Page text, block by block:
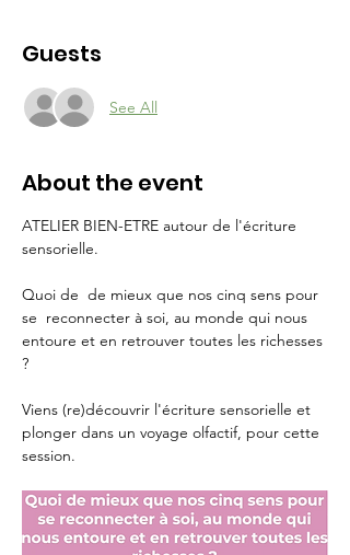
Guests
See All
About the event
ATELIER BIEN-ETRE autour de l'écriture
sensorielle.
Quoi de  de mieux que nos cinq sens pour
se  reconnecter à soi, au monde qui nous
entoure et en retrouver toutes les richesses
?
Viens (re)découvrir l'écriture sensorielle et
plonger dans un voyage olfactif, pour cette
session.